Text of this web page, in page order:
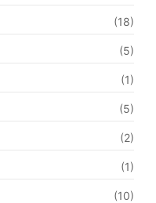
(18)
(5)
(1)
(5)
(2)
(1)
(10)